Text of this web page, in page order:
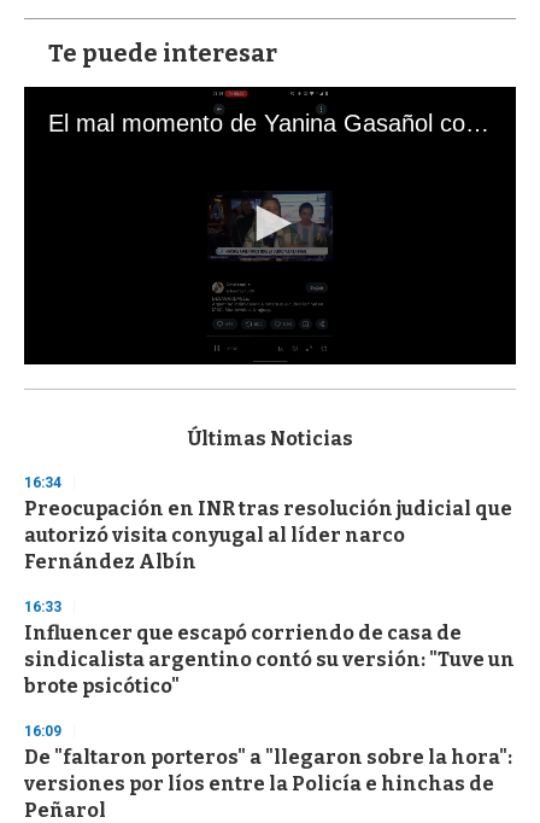
Te puede interesar
El mal momento de Yanina Gasañol con un hincha argentino en "Subrayado"
s
d
s
o
f
3
s
e
c
o
n
Últimas Noticias
16:34
Preocupación en INR tras resolución judicial que
autorizó visita conyugal al líder narco
Fernández Albín
16:33
Influencer que escapó corriendo de casa de
sindicalista argentino contó su versión: "Tuve un
brote psicótico"
16:09
De "faltaron porteros" a "llegaron sobre la hora":
versiones por líos entre la Policía e hinchas de
Peñarol